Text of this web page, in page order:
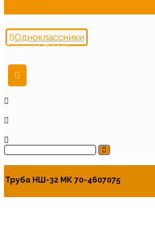
Одноклассники
Copyright © 2026
Труба НШ-32 МК 70-4607075